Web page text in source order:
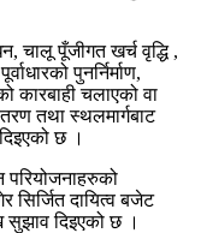
चालू पूँजीगत खर्च वृद्धि ,
पुनर्निर्माण,
कारबाही चलाएको वा
तथा स्थलमार्गबाट
छ ।
परियोजनाहरुको
सिर्जित दायित्व बजेट
सुझाव दिइएको छ ।